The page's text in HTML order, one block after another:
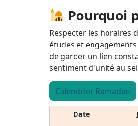
Pourquoi
Respecter les horaires
études et
de garder un lien
sentiment d'unité au
Calendrier Ramadan
Date